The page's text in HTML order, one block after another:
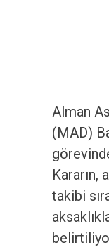
Alman
(MAD)
Kararın,
takibi